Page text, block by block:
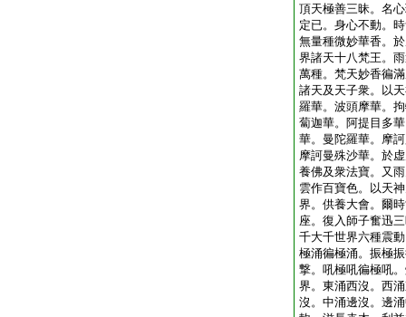
頂天極善三昧。名
定已。身心不動。
無量種微妙華香。
界諸天十八梵王。
萬種。梵天妙香徧
諸天及天子衆。以
羅華。波頭摩華。
蔔迦華。阿提目多
華。曼陀羅華。摩
摩訶曼殊沙華。於
養佛及衆法寶。又
雲作百寶色。以天
界。供養大會。爾
座。復入師子奮迅
千大千世界六種震
極涌徧極涌。振極
撃。吼極吼徧極吼
界。東涌西沒。西
沒。中涌邊沒。邊